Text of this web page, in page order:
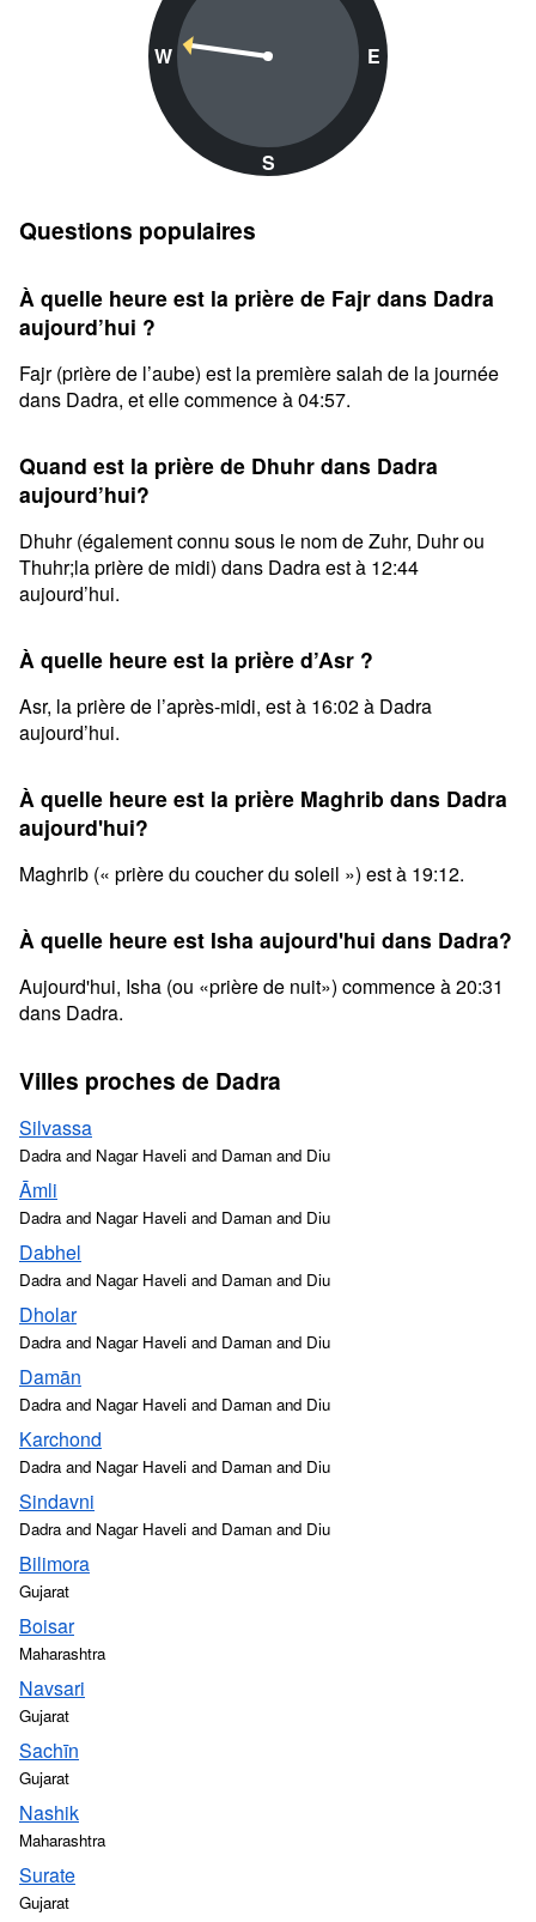
W
S
E
Questions populaires
À quelle heure est la prière de Fajr dans Dadra
aujourd’hui ?
Fajr (prière de l’aube) est la première salah de la journée
dans Dadra, et elle commence à 04:57.
Quand est la prière de Dhuhr dans Dadra
aujourd’hui?
Dhuhr (également connu sous le nom de Zuhr, Duhr ou
Thuhr;la prière de midi) dans Dadra est à 12:44
aujourd’hui.
À quelle heure est la prière d’Asr ?
Asr, la prière de l’après-midi, est à 16:02 à Dadra
aujourd’hui.
À quelle heure est la prière Maghrib dans Dadra
aujourd'hui?
Maghrib (« prière du coucher du soleil ») est à 19:12.
À quelle heure est Isha aujourd'hui dans Dadra?
Aujourd'hui, Isha (ou «prière de nuit») commence à 20:31
dans Dadra.
Villes proches de Dadra
Silvassa
Dadra and Nagar Haveli and Daman and Diu
Āmli
Dadra and Nagar Haveli and Daman and Diu
Dabhel
Dadra and Nagar Haveli and Daman and Diu
Dholar
Dadra and Nagar Haveli and Daman and Diu
Damān
Dadra and Nagar Haveli and Daman and Diu
Karchond
Dadra and Nagar Haveli and Daman and Diu
Sindavni
Dadra and Nagar Haveli and Daman and Diu
Bilimora
Gujarat
Boisar
Maharashtra
Navsari
Gujarat
Sachīn
Gujarat
Nashik
Maharashtra
Surate
Gujarat